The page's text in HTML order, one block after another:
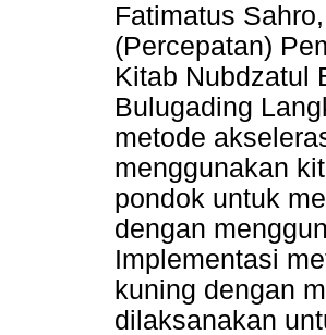
Fatimatus
(Percepatan)
Kitab Nubdzatul
Bulugading
metode
menggunakan
pondok untuk
dengan
Implementasi
kuning dengan
dilaksanakan